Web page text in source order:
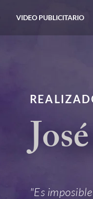
VIDEO PUBLICITARIO
"Es